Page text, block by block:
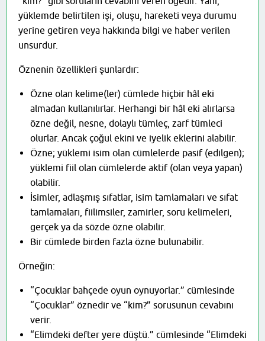
yüklemde belirtilen işi, oluşu, hareketi veya durumu
yerine getiren veya hakkında bilgi ve haber verilen
unsurdur.
Öznenin özellikleri şunlardır:
Özne olan kelime(ler) cümlede hiçbir hâl eki
almadan kullanılırlar. Herhangi bir hâl eki alırlarsa
özne değil, nesne, dolaylı tümleç, zarf tümleci
olurlar. Ancak çoğul ekini ve iyelik eklerini alabilir.
Özne; yüklemi isim olan cümlelerde pasif (edilgen);
yüklemi fiil olan cümlelerde aktif (olan veya yapan)
olabilir.
İsimler, adlaşmış sıfatlar, isim tamlamaları ve sıfat
tamlamaları, fiilimsiler, zamirler, soru kelimeleri,
gerçek ya da sözde özne olabilir.
Bir cümlede birden fazla özne bulunabilir.
Örneğin:
“Çocuklar bahçede oyun oynuyorlar.” cümlesinde
“Çocuklar” öznedir ve “kim?” sorusunun cevabını
verir.
“Elimdeki defter yere düştü.” cümlesinde “Elimdeki